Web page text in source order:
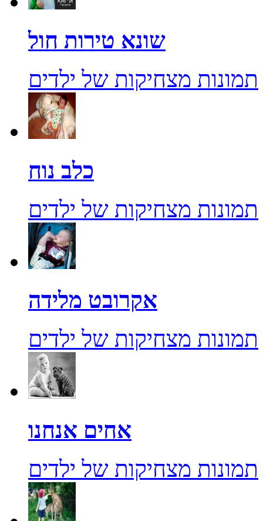
שונא טירות חול
תמונות מצחיקות של ילדים
כלב נוח
תמונות מצחיקות של ילדים
אקרובט מלידה
תמונות מצחיקות של ילדים
אחים אנחנו
תמונות מצחיקות של ילדים